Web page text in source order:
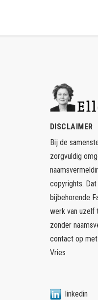
DISCLAIMER
Bij de
zorgvuldig
copyrights.
bijbehorende
werk van uzelf
zonder
contact op
Vries
linkedin